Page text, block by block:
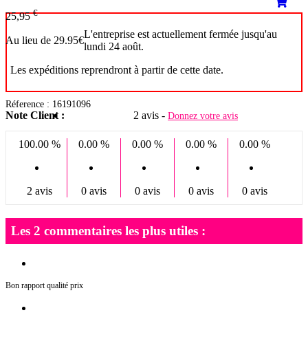
25,95€
Au lieu de 29.95€L'entreprise est actuellement fermée jusqu'au
lundi 24 août.
Les expéditions reprendront à partir de cette date.
Réference : 16191096
Note Client : 2 avis - Donnez votre avis
100.00 %
2 avis
0.00 %
0 avis
0.00 %
0 avis
0.00 %
0 avis
0.00 %
0 avis
Les 2 commentaires les plus utiles :
Bon rapport qualité prix